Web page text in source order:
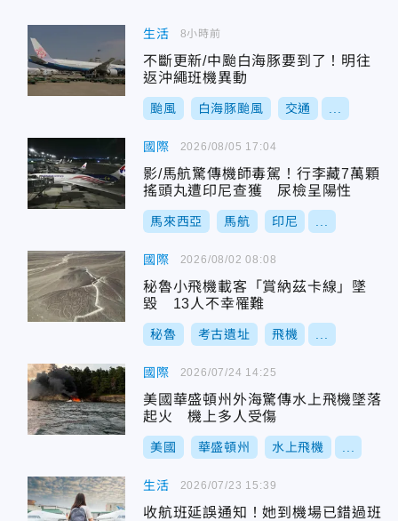
生活
不斷更新/中颱白海豚要到了！明往
返沖繩班機異動
颱風 白海豚颱風 交通
8小時前
國際
影/馬航驚傳機師毒駕！行李藏7萬顆
搖頭丸遭印尼查獲 尿檢呈陽性
馬來西亞 馬航 印尼
2026/08/05 17:04
國際
秘魯小飛機載客「賞納茲卡線」墜
毀 13人不幸罹難
秘魯 考古遺址 飛機
2026/08/02 08:08
國際
美國華盛頓州外海驚傳水上飛機墜落
起火 機上多人受傷
美國 華盛頓州 水上飛機
2026/07/24 14:25
生活
收航班延誤通知！她到機場已錯過班
2026/07/23 15:39